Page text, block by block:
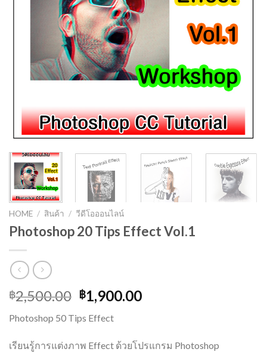
HOME / สินค้า / วีดีโอออนไลน์
Photoshop 20 Tips Effect Vol.1
฿2,500.00 Original
price
was:
฿2,500.00.
฿1,900.00Current
฿1,900.00.
Photoshop 50 Tips Effect
เรียนรู้การแต่งภาพ Effect ด้วยโปรแกรม Photoshop